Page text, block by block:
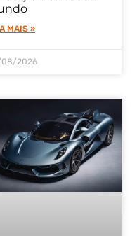
MAIS »
2026